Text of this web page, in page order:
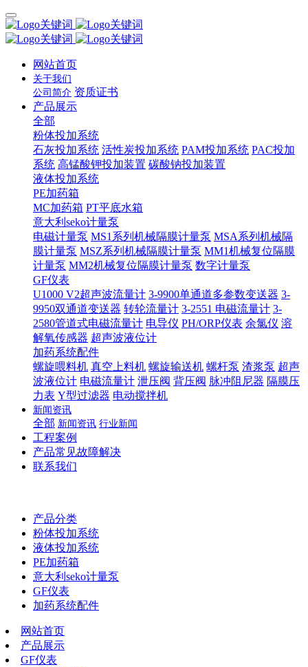
网站首页
关于我们
公司简介 资质证书
产品展示
全部
粉体投加系统
石灰投加系统 活性炭投加系统 PAM投加系统 PAC投加
系统 高锰酸钾投加装置 碳酸钠投加装置
液体投加系统
PE加药箱
MC加药箱 PT平底水箱
意大利seko计量泵
电磁计量泵 MS1系列机械隔膜计量泵 MSA系列机械隔
膜计量泵 MSZ系列机械隔膜计量泵 MM1机械复位隔膜
计量泵 MM2机械复位隔膜计量泵 数字计量泵
GF仪表
U1000 V2超声波流量计 3-9900单通道多参数变送器 3-
9950双通道变送器 转轮流量计 3-2551 电磁流量计 3-
2580管道式电磁流量计 电导仪 PH/ORP仪表 余氯仪 溶
解氧传感器 超声波液位计
加药系统配件
螺旋喂料机 真空上料机 螺旋输送机 螺杆泵 渣浆泵 超声
波液位计 电磁流量计 泄压阀 背压阀 脉冲阻尼器 隔膜压
力表 Y型过滤器 电动搅拌机
新闻资讯
全部 新闻资讯 行业新闻
工程案例
产品常见故障解决
联系我们
产品分类
粉体投加系统
液体投加系统
PE加药箱
意大利seko计量泵
GF仪表
加药系统配件
网站首页
产品展示
GF仪表